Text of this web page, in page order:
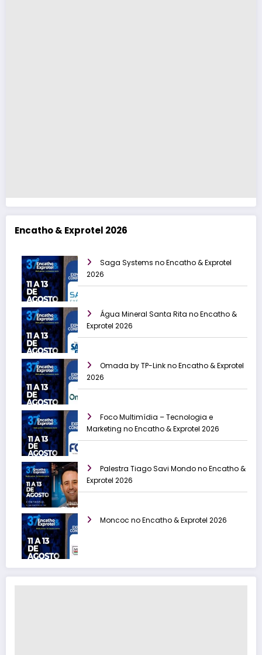
Encatho & Exprotel 2026
Saga Systems no Encatho & Exprotel
2026
Água Mineral Santa Rita no Encatho &
Exprotel 2026
Omada by TP-Link no Encatho & Exprotel
2026
Foco Multimídia – Tecnologia e
Marketing no Encatho & Exprotel 2026
Palestra Tiago Savi Mondo no Encatho &
Exprotel 2026
Moncoc no Encatho & Exprotel 2026